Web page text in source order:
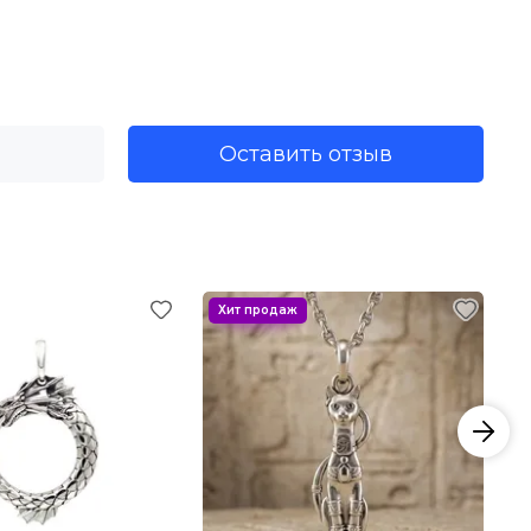
Полное значение появилось в Древнем
появлением людей на свет и переходом их в
Из Древнего Египта символ перекочевал в
легенды о драконах.
В восточных культурах змея почиталась. Змея Шеша
Шеша имел огромный размер и держал на
Оставить отзыв